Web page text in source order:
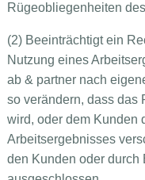
Rügeobliegenheiten
(2) Beeinträchtigt ein
Nutzung eines
ab & partner nach
so verändern, dass das
wird, oder dem Kunden
Arbeitsergebnisses
den Kunden oder durch